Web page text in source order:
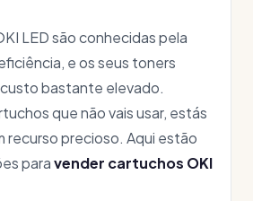
LED são conhecidas pela
e os seus toners
bastante elevado.
que não vais usar, estás
recurso precioso. Aqui estão
paravender cartuchos OKI